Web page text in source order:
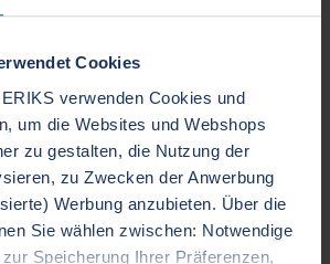
Cookies
verwenden Cookies und
um die Websites und Webshops
zu gestalten, die Nutzung der
zu Zwecken der Anwerbung
Werbung anzubieten. Über die
Sie wählen zwischen: Notwendige
Speicherung Ihrer Präferenzen,
der Wälzlager und die
zu überwachen.
wünschte sich eine